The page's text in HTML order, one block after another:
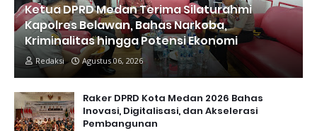
Ketua DPRD Medan Terima Silaturahmi
Kapolres Belawan, Bahas Narkoba,
Kriminalitas hingga Potensi Ekonomi
Redaksi Agustus 06, 2026
Raker DPRD Kota Medan 2026 Bahas
Inovasi, Digitalisasi, dan Akselerasi
Pembangunan